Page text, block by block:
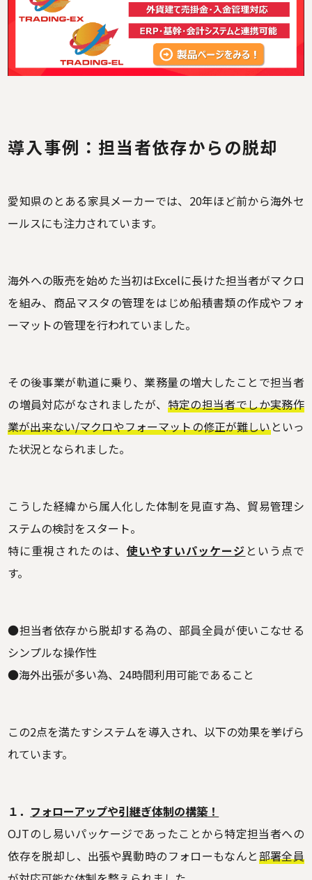
導入事例：担当者依存からの脱却
愛知県のとある家具メーカーでは、20年ほど前から海外セ
ールスにも注力されています。
海外への販売を始めた当初はExcelに長けた担当者がマクロ
を組み、商品マスタの管理をはじめ船積書類の作成やフォ
ーマットの管理を行われていました。
その後事業が軌道に乗り、業務量の増大したことで担当者
の増員対応がなされましたが、 特定の担当者でしか実務作
業が出来ない/マクロやフォーマットの修正が難しいといっ
た状況となられました。
こうした経緯から属人化した体制を見直す為、貿易管理シ
ステムの検討をスタート。
特に重視されたのは、 使いやすいパッケージ という点で
す。
●担当者依存から脱却する為の、部員全員が使いこなせる
シンプルな操作性
●海外出張が多い為、24時間利用可能であること
この2点を満たすシステムを導入され、以下の効果を挙げら
れています。
１． フォローアップや引継ぎ体制の構築！
OJTのし易いパッケージであったことから特定担当者への
依存を脱却し、出張や異動時のフォローもなんと部署全員